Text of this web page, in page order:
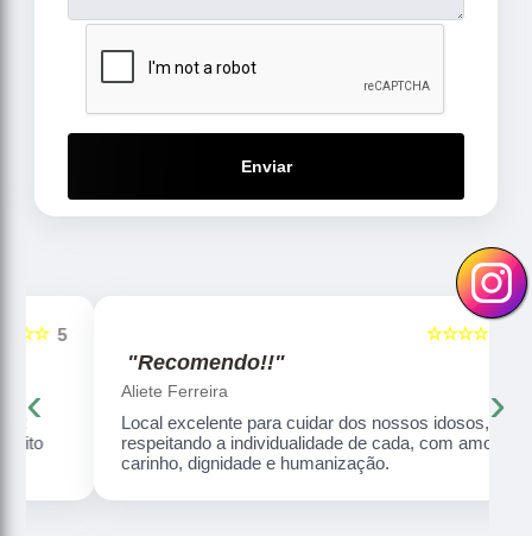
Enviar
5
☆☆☆☆☆
"Recomendo!!"
Aliete Ferreira
Local excelente para cuidar dos nossos idosos,
respeitando a individualidade de cada, com amor,
carinho, dignidade e humanização.
‹ ›